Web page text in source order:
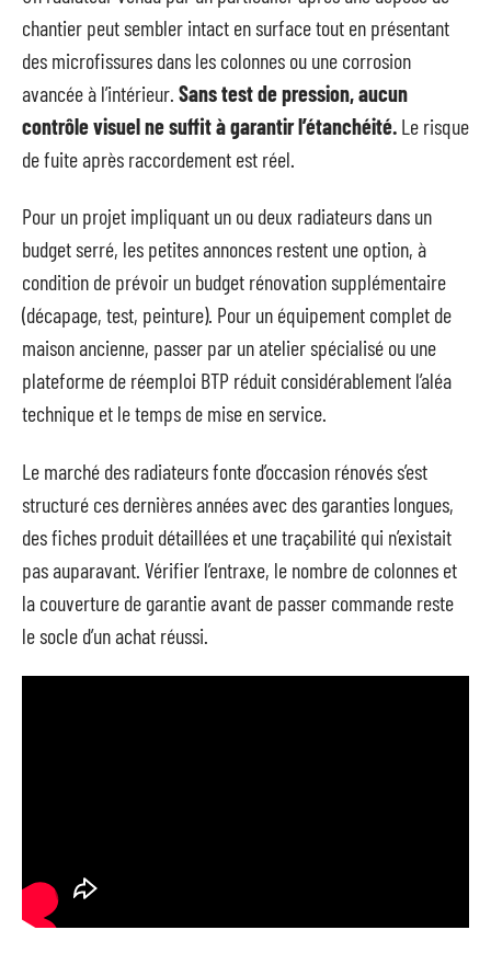
chantier peut sembler intact en surface tout en présentant
des microfissures dans les colonnes ou une corrosion
avancée à l’intérieur. Sans test de pression, aucun
contrôle visuel ne suffit à garantir l’étanchéité. Le risque
de fuite après raccordement est réel.
Pour un projet impliquant un ou deux radiateurs dans un
budget serré, les petites annonces restent une option, à
condition de prévoir un budget rénovation supplémentaire
(décapage, test, peinture). Pour un équipement complet de
maison ancienne, passer par un atelier spécialisé ou une
plateforme de réemploi BTP réduit considérablement l’aléa
technique et le temps de mise en service.
Le marché des radiateurs fonte d’occasion rénovés s’est
structuré ces dernières années avec des garanties longues,
des fiches produit détaillées et une traçabilité qui n’existait
pas auparavant. Vérifier l’entraxe, le nombre de colonnes et
la couverture de garantie avant de passer commande reste
le socle d’un achat réussi.